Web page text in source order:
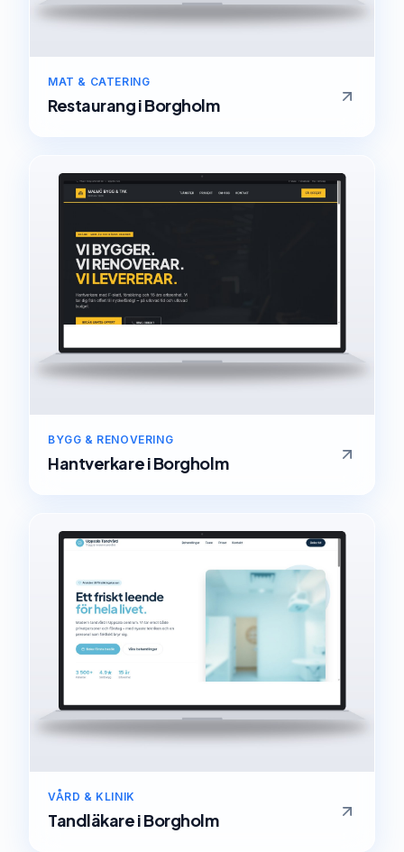
MAT & CATERING
RestaurangiBorgholm
BYGG & RENOVERING
HantverkareiBorgholm
VÅRD & KLINIK
TandläkareiBorgholm